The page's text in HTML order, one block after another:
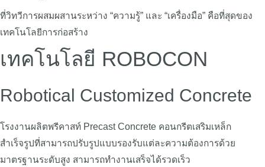
ที่วิทวีการผสมผสานระหว่าง “ความรู้” และ “เครื่องมือ” คือที่สุดของ
เทคโนโลยีการก่อสร้าง
เทคโนโลยี ROBOCON
Robotical Customized Concrete
โรงงานผลิตพรีคาสท์ Precast Concrete คอนกรีตเสริมเหล็ก
สำเร็จรูปที่สามารถปรับรูปแบบรองรับแต่ละความต้องการด้วย
มาตรฐานระดับสูง สามารถทำงานเสร็จได้รวดเร็ว